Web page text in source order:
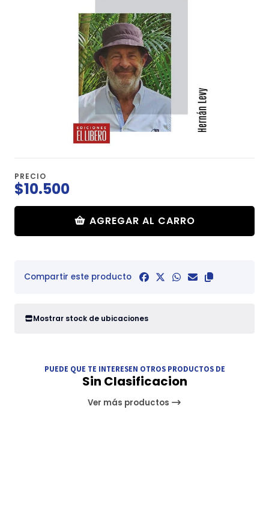
PRECIO
$10.500
AGREGAR AL CARRO
Compartir este producto
Mostrar stock de ubicaciones
PUEDE QUE TE INTERESEN OTROS PRODUCTOS DE
Sin Clasificacion
Ver más productos